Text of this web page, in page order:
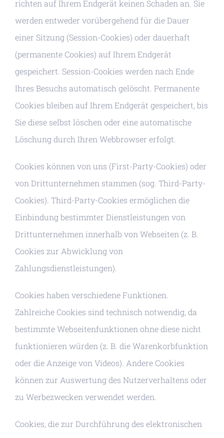
richten auf Ihrem Endgerät keinen Schaden an. Sie
werden entweder vorübergehend für die Dauer
einer Sitzung (Session-Cookies) oder dauerhaft
(permanente Cookies) auf Ihrem Endgerät
gespeichert. Session-Cookies werden nach Ende
Ihres Besuchs automatisch gelöscht. Permanente
Cookies bleiben auf Ihrem Endgerät gespeichert, bis
Sie diese selbst löschen oder eine automatische
Löschung durch Ihren Webbrowser erfolgt.
Cookies können von uns (First-Party-Cookies) oder
von Drittunternehmen stammen (sog. Third-Party-
Cookies). Third-Party-Cookies ermöglichen die
Einbindung bestimmter Dienstleistungen von
Drittunternehmen innerhalb von Webseiten (z. B.
Cookies zur Abwicklung von
Zahlungsdienstleistungen).
Cookies haben verschiedene Funktionen.
Zahlreiche Cookies sind technisch notwendig, da
bestimmte Webseitenfunktionen ohne diese nicht
funktionieren würden (z. B. die Warenkorbfunktion
oder die Anzeige von Videos). Andere Cookies
können zur Auswertung des Nutzerverhaltens oder
zu Werbezwecken verwendet werden.
Cookies, die zur Durchführung des elektronischen